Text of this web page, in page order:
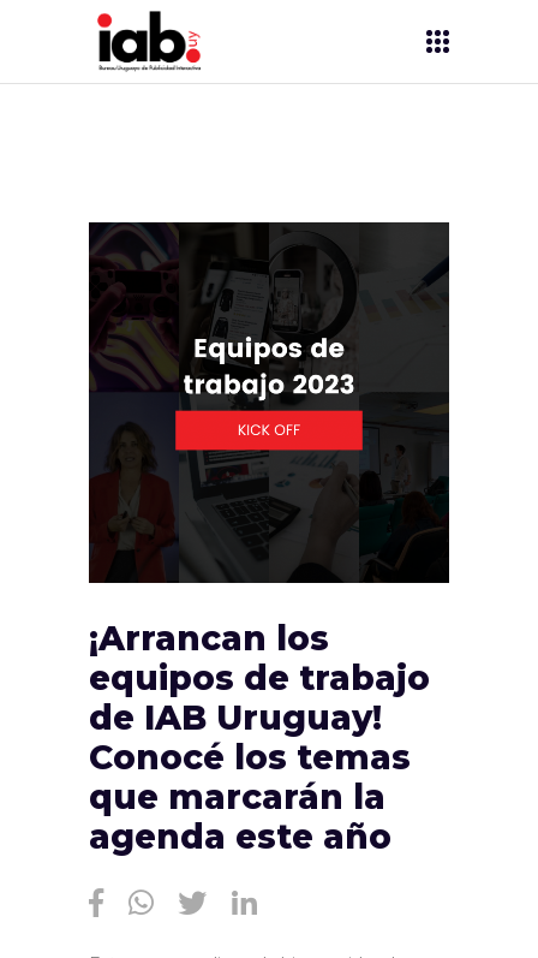
¡Arrancan los
equipos de trabajo
de IAB Uruguay!
Conocé los temas
que marcarán la
agenda este año